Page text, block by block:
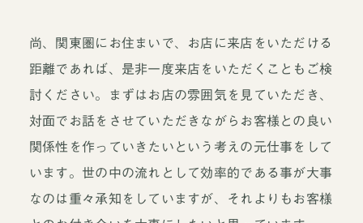
尚、関東圏にお住まいで、お店に来店をいただける
距離であれば、是非一度来店をいただくこともご検
討ください。まずはお店の雰囲気を見ていただき、
対面でお話をさせていただきながらお客様との良い
関係性を作っていきたいという考えの元仕事をして
います。世の中の流れとして効率的である事が大事
なのは重々承知をしていますが、それよりもお客様